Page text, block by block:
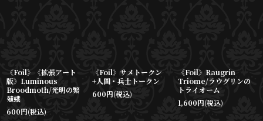
《Foil》《拡張アート
版》Luminous
Broodmoth/光明の繁
殖蛾
600円(税込)
《Foil》サメトークン
+人間・兵士トークン
600円(税込)
《Foil》Raugrin
Triome/ラウグリンの
トライオーム
1,600円(税込)